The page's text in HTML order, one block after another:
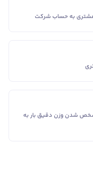
مشتری به حساب شرکت
مشخص شدن وزن دقیق بار به